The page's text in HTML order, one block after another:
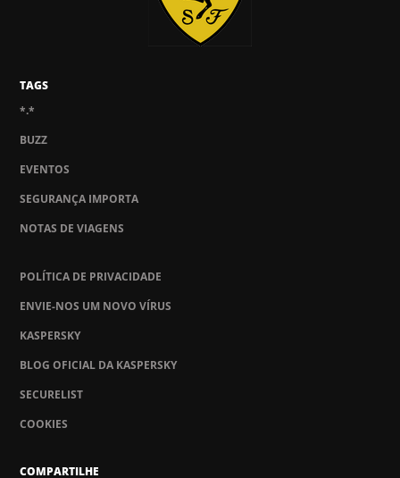
TAGS
*.*
BUZZ
EVENTOS
SEGURANÇA IMPORTA
NOTAS DE VIAGENS
POLÍTICA DE PRIVACIDADE
ENVIE-NOS UM NOVO VÍRUS
KASPERSKY
BLOG OFICIAL DA KASPERSKY
SECURELIST
COOKIES
COMPARTILHE